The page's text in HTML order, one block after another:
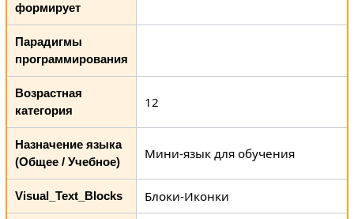
формирует
Парадигмы
программирования
Возрастная
категория
12
Назначение языка
(Общее / Учебное)
Мини-язык для обучения
Visual_Text_Blocks Блоки-Иконки